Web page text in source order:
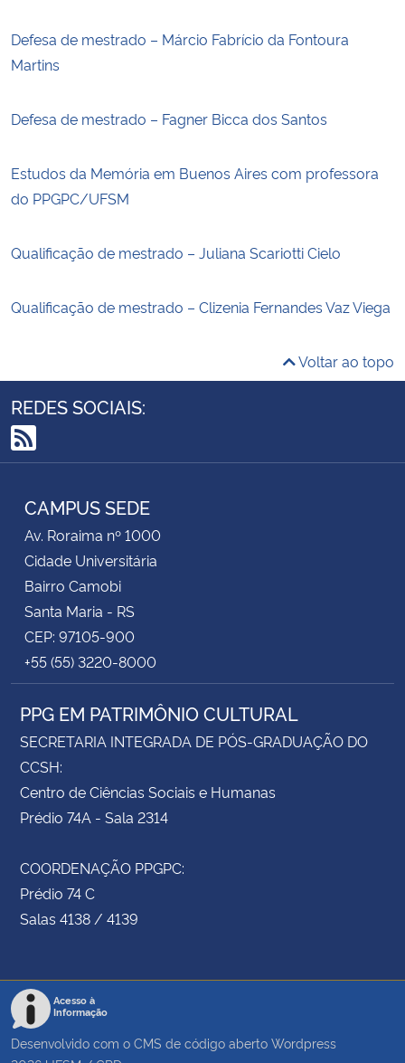
Defesa de mestrado – Márcio Fabrício da Fontoura
Martins
Defesa de mestrado – Fagner Bicca dos Santos
Estudos da Memória em Buenos Aires com professora
do PPGPC/UFSM
Qualificação de mestrado – Juliana Scariotti Cielo
Qualificação de mestrado – Clizenia Fernandes Vaz Viega
Voltar ao topo
REDES SOCIAIS:
RSS
CAMPUS SEDE
Av. Roraima nº 1000
Cidade Universitária
Bairro Camobi
Santa Maria - RS
CEP: 97105-900
+55 (55) 3220-8000
PPG EM PATRIMÔNIO CULTURAL
SECRETARIA INTEGRADA DE PÓS-GRADUAÇÃO DO
CCSH:
Centro de Ciências Sociais e Humanas
Prédio 74A - Sala 2314
COORDENAÇÃO PPGPC:
Prédio 74 C
Salas 4138 / 4139
Acesso à
Informação
Desenvolvido com o CMS de código aberto Wordpress